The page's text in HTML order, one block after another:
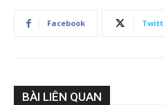
Facebook
BÀI LIÊN QUAN